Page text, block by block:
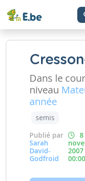
Dans le
niveau
année
semis
Publié par
Sarah
David-
Godfroid
8
2007
00:00